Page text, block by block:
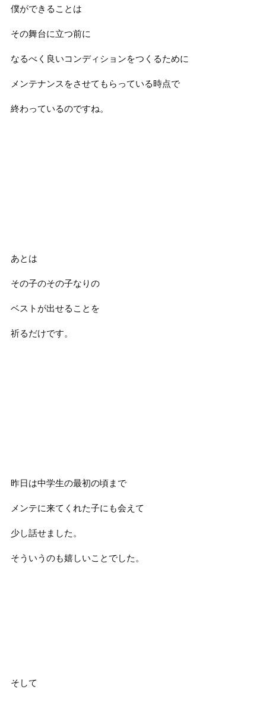
僕ができることは
その舞台に立つ前に
なるべく良いコンディションをつくるために
メンテナンスをさせてもらっている時点で
終わっているのですね。
あとは
その子のその子なりの
ベストが出せることを
祈るだけです。
昨日は中学生の最初の頃まで
メンテに来てくれた子にも会えて
少し話せました。
そういうのも嬉しいことでした。
そして